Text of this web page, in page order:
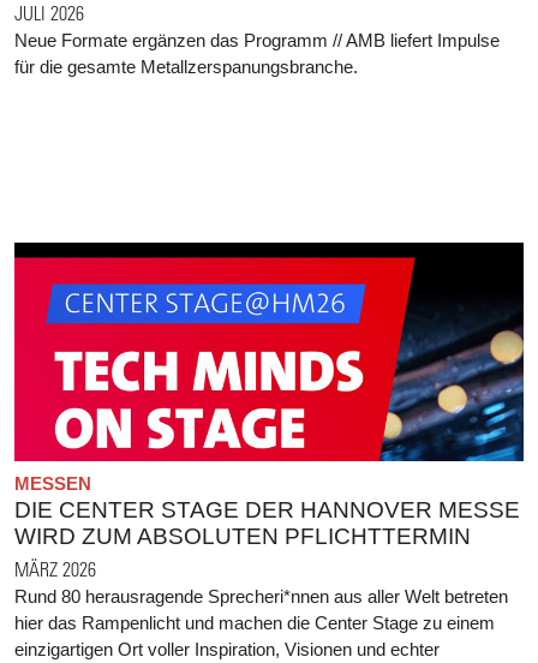
JULI 2026
Neue Formate ergänzen das Programm // AMB liefert Impulse
für die gesamte Metallzerspanungsbranche.
MESSEN
DIE CENTER STAGE DER HANNOVER MESSE
WIRD ZUM ABSOLUTEN PFLICHTTERMIN
MÄRZ 2026
Rund 80 herausragende Sprecheri*nnen aus aller Welt betreten
hier das Rampenlicht und machen die Center Stage zu einem
einzigartigen Ort voller Inspiration, Visionen und echter